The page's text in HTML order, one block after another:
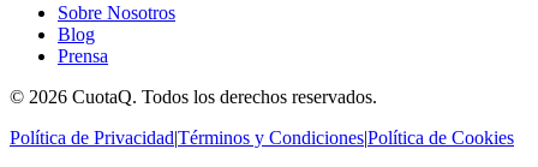
Sobre Nosotros
Blog
Prensa
© 2026 CuotaQ. Todos los derechos reservados.
Política de Privacidad|Términos y Condiciones|Política de Cookies